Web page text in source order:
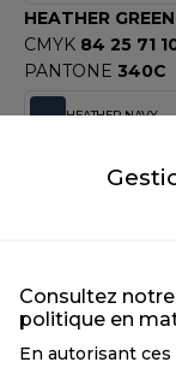
MORNING
HEATHER GREEN
CMYK 84 25 71
PANTONE 340C
HEATHER NAVY
71 56 32
HEATHER ROYAL
CMYK 94 78 0 0
Consultez
politique en
En autorisant